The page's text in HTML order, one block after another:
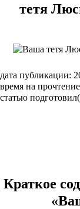
тетя
дата публикации:
время на
статью
Краткое